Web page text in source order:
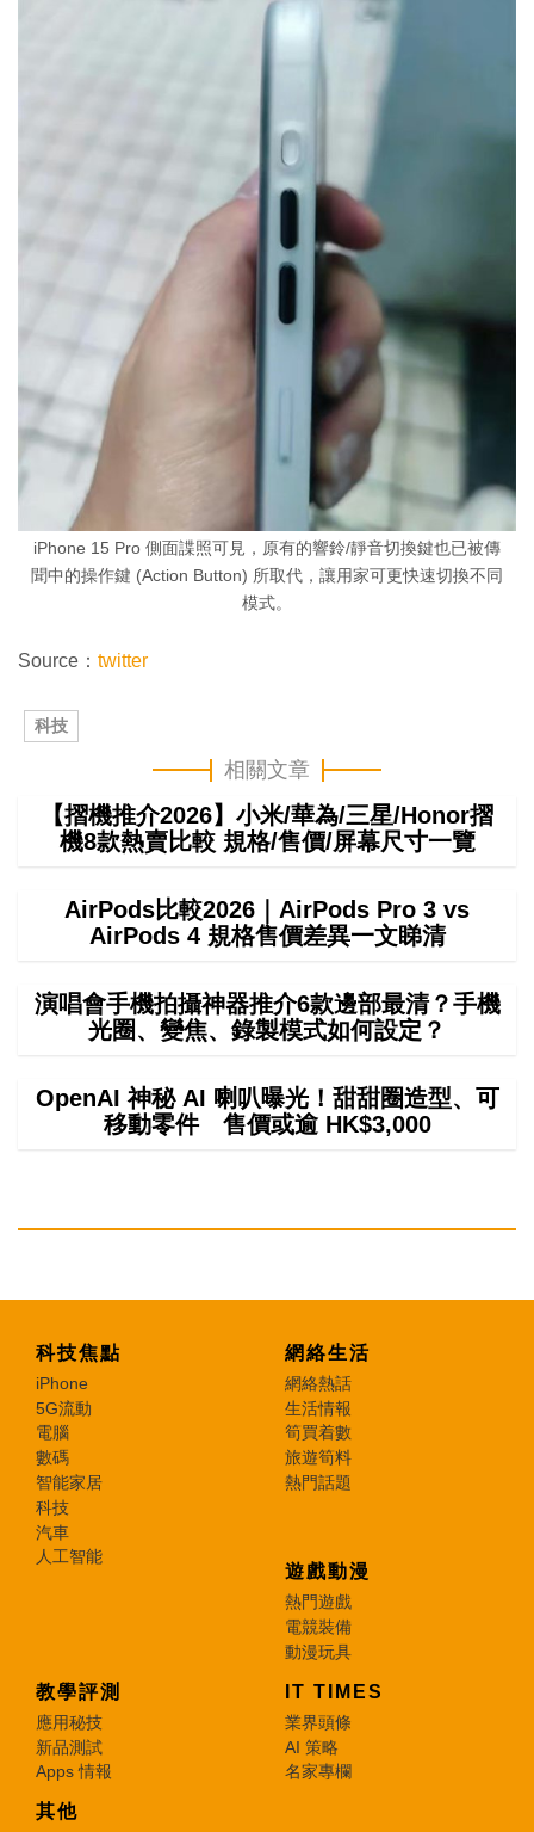
iPhone 15 Pro 側面諜照可見，原有的響鈴/靜音切換鍵也已被傳
聞中的操作鍵 (Action Button) 所取代，讓用家可更快速切換不同
模式。
Source： twitter
科技
相關文章
【摺機推介2026】小米/華為/三星/Honor摺
機8款熱賣比較 規格/售價/屏幕尺寸一覽
AirPods比較2026｜AirPods Pro 3 vs
AirPods 4 規格售價差異一文睇清
演唱會手機拍攝神器推介6款邊部最清？手機
光圈、變焦、錄製模式如何設定？
OpenAI 神秘 AI 喇叭曝光！甜甜圈造型、可
移動零件 售價或逾 HK$3,000
科技焦點
iPhone
5G流動
電腦
數碼
智能家居
科技
汽車
人工智能
網絡生活
網絡熱話
生活情報
筍買着數
旅遊筍料
熱門話題
遊戲動漫
熱門遊戲
電競裝備
動漫玩具
教學評測
應用秘技
新品測試
Apps 情報
IT TIMES
業界頭條
AI 策略
名家專欄
其他